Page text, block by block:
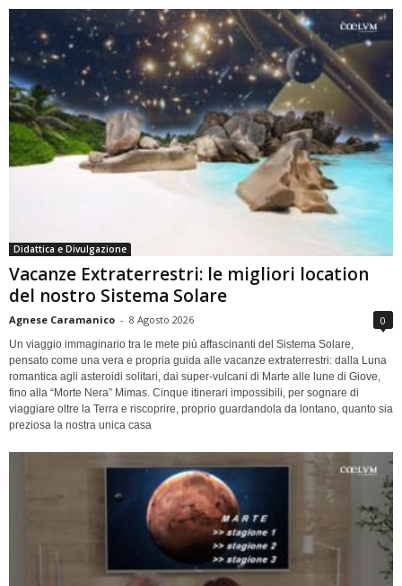
Didattica e Divulgazione
Vacanze Extraterrestri: le migliori location
del nostro Sistema Solare
Agnese Caramanico - 8 Agosto 2026 0
Un viaggio immaginario tra le mete più affascinanti del Sistema Solare,
pensato come una vera e propria guida alle vacanze extraterrestri: dalla Luna
romantica agli asteroidi solitari, dai super-vulcani di Marte alle lune di Giove,
fino alla “Morte Nera” Mimas. Cinque itinerari impossibili, per sognare di
viaggiare oltre la Terra e riscoprire, proprio guardandola da lontano, quanto sia
preziosa la nostra unica casa